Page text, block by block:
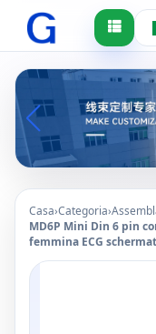
Casa›Categoria›
MD6P Mini Din 6 pin
femmina ECG